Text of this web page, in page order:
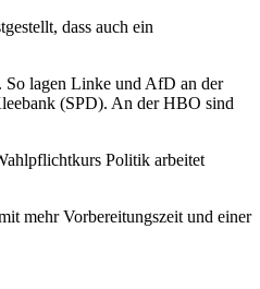
dass auch ein
So lagen Linke und AfD an der
(SPD). An der HBO sind
Politik arbeitet
mehr Vorbereitungszeit und einer